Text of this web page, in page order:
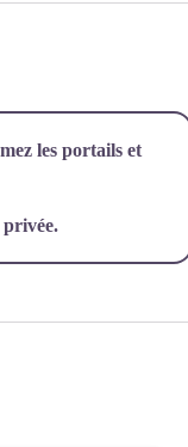
les portails et
privée.